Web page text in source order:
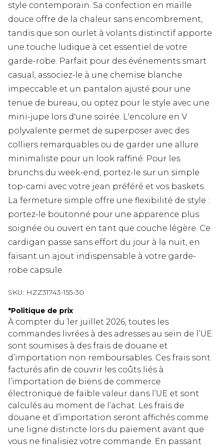
style contemporain. Sa confection en maille
douce offre de la chaleur sans encombrement,
tandis que son ourlet à volants distinctif apporte
une touche ludique à cet essentiel de votre
garde-robe. Parfait pour des événements smart
casual, associez-le à une chemise blanche
impeccable et un pantalon ajusté pour une
tenue de bureau, ou optez pour le style avec une
mini-jupe lors d'une soirée. L'encolure en V
polyvalente permet de superposer avec des
colliers remarquables ou de garder une allure
minimaliste pour un look raffiné. Pour les
brunchs du week-end, portez-le sur un simple
top-cami avec votre jean préféré et vos baskets.
La fermeture simple offre une flexibilité de style :
portez-le boutonné pour une apparence plus
soignée ou ouvert en tant que couche légère. Ce
cardigan passe sans effort du jour à la nuit, en
faisant un ajout indispensable à votre garde-
robe capsule.
SKU: HZZ31743-155-30
*Politique de prix
À compter du 1er juillet 2026, toutes les
commandes livrées à des adresses au sein de l’UE
sont soumises à des frais de douane et
d’importation non remboursables. Ces frais sont
facturés afin de couvrir les coûts liés à
l’importation de biens de commerce
électronique de faible valeur dans l’UE et sont
calculés au moment de l’achat. Les frais de
douane et d’importation seront affichés comme
une ligne distincte lors du paiement avant que
vous ne finalisiez votre commande. En passant